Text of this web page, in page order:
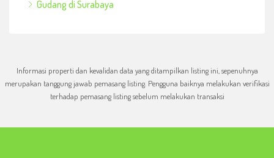
Gudang di Surabaya
Informasi properti dan kevalidan data yang ditampilkan listing ini, sepenuhnya
merupakan tanggung jawab pemasang listing. Pengguna baiknya melakukan verifikasi
terhadap pemasang listing sebelum melakukan transaksi